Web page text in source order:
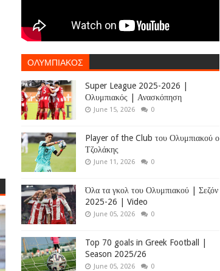
ΟΛΥΜΠΙΑΚΟΣ
Super League 2025-2026 |
Ολυμπιακός | Ανασκόπηση
June 15, 2026 0
Player of the Club του Ολυμπιακού ο
Τζολάκης
June 11, 2026 0
Όλα τα γκολ του Ολυμπιακού | Σεζόν
2025-26 | Video
June 05, 2026 0
Top 70 goals in Greek Football |
Season 2025/26
June 05, 2026 0